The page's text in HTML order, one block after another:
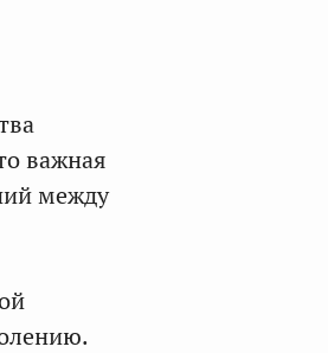
важная
между